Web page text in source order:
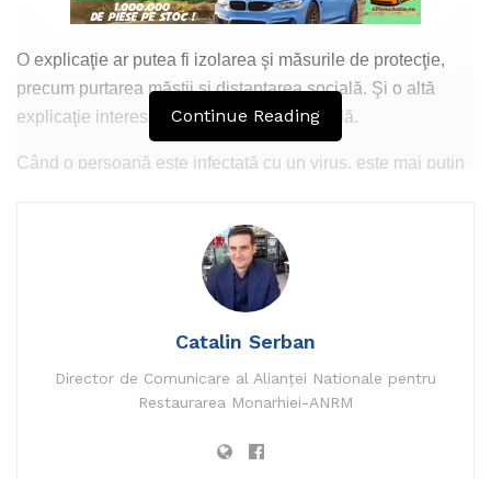
O explicaţie ar putea fi izolarea şi măsurile de protecţie,
precum purtarea măştii şi distanţarea socială. Şi o altă
explicaţie interesantă ar fi interferenţa virală.
Când o persoană este infectată cu un virus, este mai puţin
aproximativ 20.000 de persoane în primele patru luni ale
anului. A descoperit că în cazul oamenilor care au avut
gripă, şansele să aibă de asemenea coronavirus au fost cu
Citește întreg articolul pewww.vp-news.com.
Continue Reading
Catalin Serban
Director de Comunicare al Alianței Nationale pentru
Restaurarea Monarhiei-ANRM